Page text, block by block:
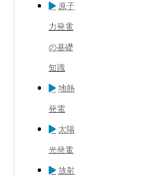
原子
力発電
の基礎
知識
地熱
発電
太陽
光発電
放射